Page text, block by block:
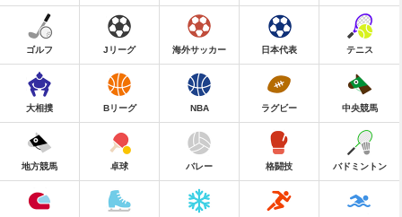
ゴルフ Jリーグ 海外サッカー 日本代表 テニス
大相撲 Bリーグ NBA ラグビー 中央競馬
地方競馬 卓球 バレー 格闘技 バドミントン